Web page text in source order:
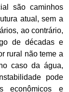
são caminhos
atual, sem a
ao contrário,
de décadas e
rural não teme a
caso da água,
pode
econômicos e